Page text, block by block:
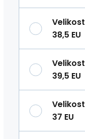
Velikost
38,5 EU
Velikost
39,5 EU
Velikost
37 EU